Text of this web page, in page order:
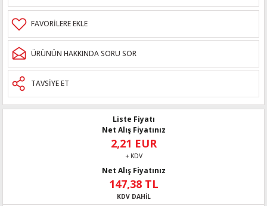
ÜRÜNÜN HAKKINDA SORU SOR
TAVSİYE ET
Liste Fiyatı
Net Alış Fiyatınız
2,21 EUR
+ KDV
Net Alış Fiyatınız
147,38 TL
KDV DAHİL